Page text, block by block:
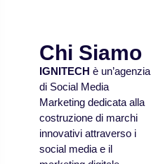
Chi Siamo
IGNITECH è un’agenzia
di Social Media
Marketing dedicata alla
costruzione di marchi
innovativi attraverso i
social media e il